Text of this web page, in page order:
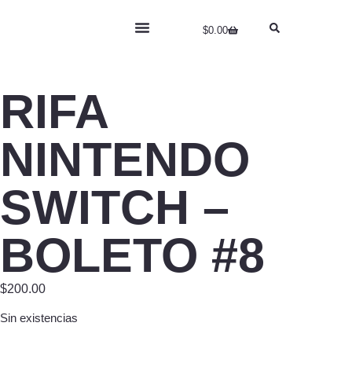
$0.00
RIFA
NINTENDO
SWITCH –
BOLETO #8
$200.00
Sin existencias